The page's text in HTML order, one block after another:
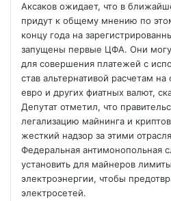
Аксаков ожидает, что в
придут к общему мнению по
концу года на
запущены первые ЦФА. Они
для совершения платежей с
став альтернативой расчетам
евро и других фиатных валют,
Депутат отметил, что
легализацию майнинга и
жесткий надзор за этими
Федеральная антимонопольная
установить для майнеров
электроэнергии, чтобы
электросетей.